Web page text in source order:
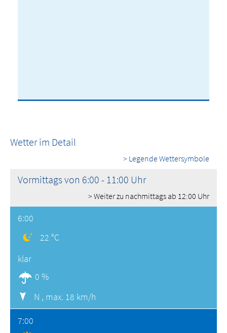
Wetter im Detail
> Legende Wettersymbole
Vormittags von 6:00 - 11:00 Uhr
> Weiter zu nachmittags ab 12:00 Uhr
6:00
22 °C
klar
0 %
N , max. 18 km/h
7:00